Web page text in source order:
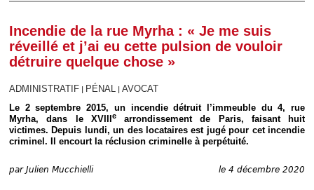
Incendie de la rue Myrha : « Je me suis
réveillé et j’ai eu cette pulsion de vouloir
détruire quelque chose »
ADMINISTRATIF PÉNAL
AVOCAT
Le 2 septembre 2015, un incendie détruit l’immeuble du 4, rue
Myrha, dans le XVIII
earrondissement de Paris, faisant huit
victimes. Depuis lundi, un des locataires est jugé pour cet incendie
criminel. Il encourt la réclusion criminelle à perpétuité.
par Julien Mucchielli le 4 décembre 2020